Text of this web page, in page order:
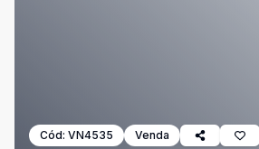
Cód: VN4535 Venda